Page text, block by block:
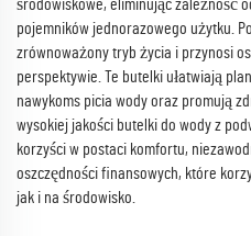
środowiskowe, eliminując zależność
pojemników jednorazowego użytku.
zrównoważony tryb życia i przynosi
perspektywie. Te butelki ułatwiają
nawykoms picia wody oraz promują
wysokiej jakości butelki do wody z
korzyści w postaci komfortu,
oszczędności finansowych, które
jak i na środowisko.